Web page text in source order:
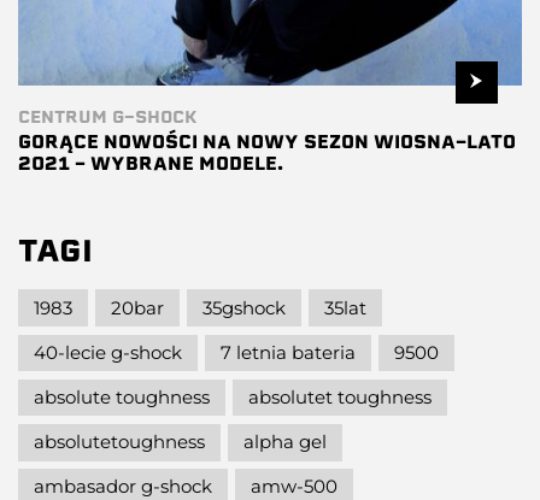
CENTRUM G-SHOCK
GORĄCE NOWOŚCI NA NOWY SEZON WIOSNA-LATO
2021 – WYBRANE MODELE.
TAGI
1983 20bar 35gshock
35lat
40-lecie g-shock
7 letnia bateria
9500
absolute toughness
absolutet toughness
absolutetoughness
alpha gel
ambasador g-shock
amw-500